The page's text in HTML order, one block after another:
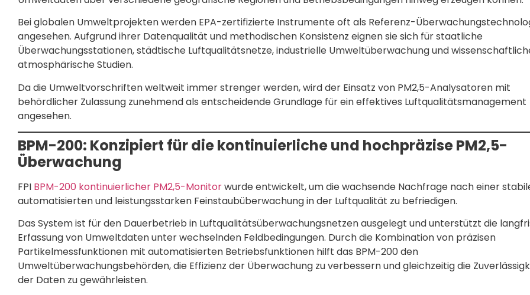
Bei globalen Umweltprojekten werden EPA-zertifizierte Instrumente oft als Referenz-
angesehen. Aufgrund ihrer Datenqualität und methodischen Konsistenz eignen sie sich für staatliche
Überwachungsstationen, städtische Luftqualitätsnetze, industrielle Umweltüberwachung und
atmosphärische Studien.
Da die Umweltvorschriften weltweit immer strenger werden, wird der Einsatz von PM2,5-Analysatoren mit
behördlicher Zulassung zunehmend als entscheidende Grundlage für ein effektives Luftqualitätsmanagement
angesehen.
BPM-200: Konzipiert für die kontinuierliche und hochpräzise PM2,5-
Überwachung
FPI BPM-200 kontinuierlicher PM2,5-Monitorwurde entwickelt, um die wachsende Nachfrage nach einer
automatisierten und leistungsstarken Feinstaubüberwachung in der Luftqualität zu befriedigen.
Das System ist für den Dauerbetrieb in Luftqualitätsüberwachungsnetzen ausgelegt und unterstützt die
Erfassung von Umweltdaten unter wechselnden Feldbedingungen. Durch die Kombination von präzisen
Partikelmessfunktionen mit automatisierten Betriebsfunktionen hilft das BPM-200 den
Umweltüberwachungsbehörden, die Effizienz der Überwachung zu verbessern und gleichzeitig die
der Daten zu gewährleisten.